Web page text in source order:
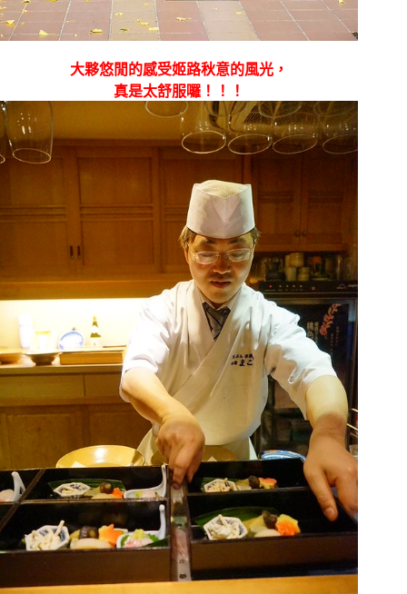
大夥悠閒的感受姬路秋意的風光，
真是太舒服囉！！！